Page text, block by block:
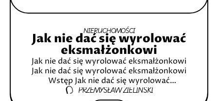
NIERUCHOMOŚCI
Jak nie dać się wyrolować
eksmałżonkowi
Jak nie dać się wyrolować eksmałżonkowi
Jak nie dać się wyrolować eksmałżonkowi
Wstęp Jak nie dać się wyrolować
eksmałżonkowi > Rozpoznawanie typowych
PRZEMYSŁAW ZIELIŃSKI